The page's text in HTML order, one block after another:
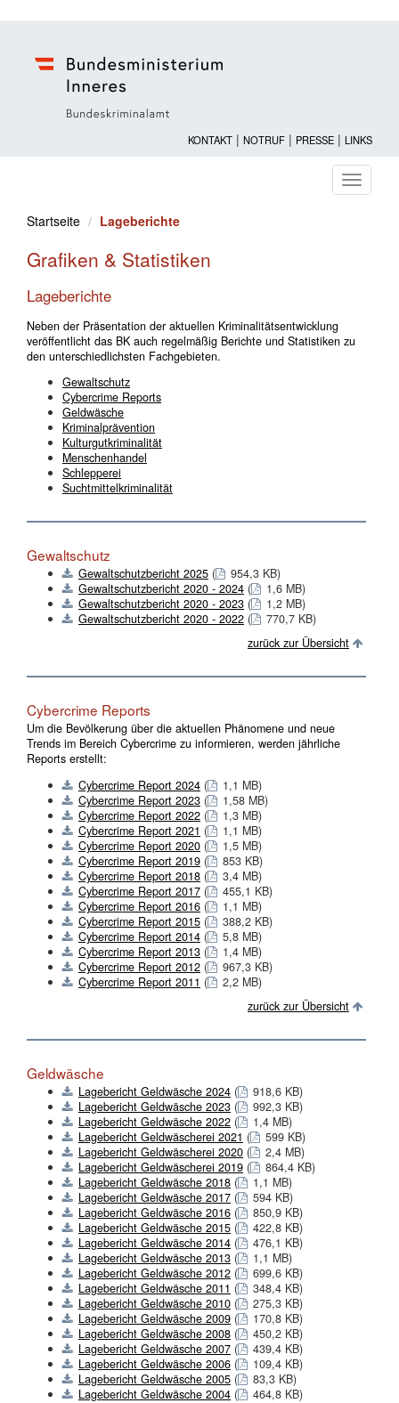
KONTAKT | NOTRUF | PRESSE | LINKS
ein-/
Startseite
Lageberichte
Grafiken & Statistiken
Lageberichte
Neben der Präsentation der aktuellen Kriminalitätsentwicklung
veröffentlicht das BK auch regelmäßig Berichte und Statistiken zu
den unterschiedlichsten Fachgebieten.
Gewaltschutz
Cybercrime Reports
Geldwäsche
Kriminalprävention
Kulturgutkriminalität
Menschenhandel
Schlepperei
Suchtmittelkriminalität
Gewaltschutz
Gewaltschutzbericht 2025 (
954,3 KB)
Gewaltschutzbericht 2020 - 2024 (
1,6 MB)
Gewaltschutzbericht 2020 - 2023 (
1,2 MB)
Gewaltschutzbericht 2020 - 2022 (
770,7 KB)
zurück zur Übersicht
Cybercrime Reports
Um die Bevölkerung über die aktuellen Phänomene und neue
Trends im Bereich Cybercrime zu informieren, werden jährliche
Reports erstellt:
Cybercrime Report 2024 (
1,1 MB)
Cybercrime Report 2023 (
1,58 MB)
Cybercrime Report 2022 (
1,3 MB)
Cybercrime Report 2021 (
1,1 MB)
Cybercrime Report 2020 (
1,5 MB)
Cybercrime Report 2019 (
853 KB)
Cybercrime Report 2018 (
3,4 MB)
Cybercrime Report 2017 (
455,1 KB)
Cybercrime Report 2016 (
1,1 MB)
Cybercrime Report 2015 (
388,2 KB)
Cybercrime Report 2014 (
5,8 MB)
Cybercrime Report 2013 (
1,4 MB)
Cybercrime Report 2012 (
967,3 KB)
Cybercrime Report 2011 (
2,2 MB)
zurück zur Übersicht
Geldwäsche
Lagebericht Geldwäsche 2024 (
918,6 KB)
Lagebericht Geldwäsche 2023 (
992,3 KB)
Lagebericht Geldwäsche 2022 (
1,4 MB)
Lagebericht Geldwäscherei 2021 (
599 KB)
Lagebericht Geldwäscherei 2020 (
2,4 MB)
Lagebericht Geldwäscherei 2019 (
864,4 KB)
Lagebericht Geldwäsche 2018 (
1,1 MB)
Lagebericht Geldwäsche 2017 (
594 KB)
Lagebericht Geldwäsche 2016 (
850,9 KB)
Lagebericht Geldwäsche 2015 (
422,8 KB)
Lagebericht Geldwäsche 2014 (
476,1 KB)
Lagebericht Geldwäsche 2013 (
1,1 MB)
Lagebericht Geldwäsche 2012 (
699,6 KB)
Lagebericht Geldwäsche 2011 (
348,4 KB)
Lagebericht Geldwäsche 2010 (
275,3 KB)
Lagebericht Geldwäsche 2009 (
170,8 KB)
Lagebericht Geldwäsche 2008 (
450,2 KB)
Lagebericht Geldwäsche 2007 (
439,4 KB)
Lagebericht Geldwäsche 2006 (
109,4 KB)
Lagebericht Geldwäsche 2005 (
83,3 KB)
Lagebericht Geldwäsche 2004 (
464,8 KB)